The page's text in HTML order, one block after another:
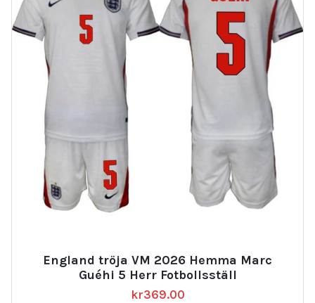
England tröja VM 2026 Hemma Marc
Guéhi 5 Herr Fotbollsställ
kr369.00